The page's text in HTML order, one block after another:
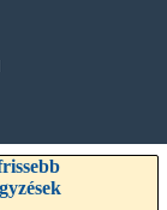
HOSHIN KANRI •
blokk Legfrissebb